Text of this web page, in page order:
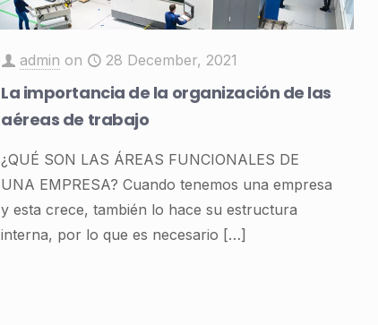
admin on 28 December, 2021
La importancia de la organización de las
aéreas de trabajo
¿QUÉ SON LAS ÁREAS FUNCIONALES DE
UNA EMPRESA? Cuando tenemos una empresa
y esta crece, también lo hace su estructura
interna, por lo que es necesario […]